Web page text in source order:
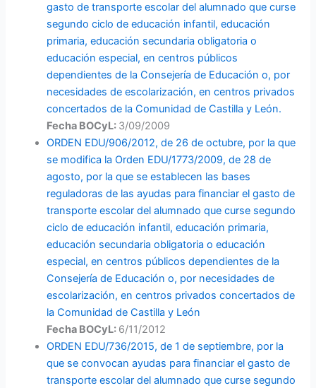
gasto de transporte escolar del alumnado que curse
segundo ciclo de educación infantil, educación
primaria, educación secundaria obligatoria o
educación especial, en centros públicos
dependientes de la Consejería de Educación o, por
necesidades de escolarización, en centros privados
concertados de la Comunidad de Castilla y León.
Fecha BOCyL: 3/09/2009
ORDEN EDU/906/2012, de 26 de octubre, por la que
se modifica la Orden EDU/1773/2009, de 28 de
agosto, por la que se establecen las bases
reguladoras de las ayudas para financiar el gasto de
transporte escolar del alumnado que curse segundo
ciclo de educación infantil, educación primaria,
educación secundaria obligatoria o educación
especial, en centros públicos dependientes de la
Consejería de Educación o, por necesidades de
escolarización, en centros privados concertados de
la Comunidad de Castilla y León
Fecha BOCyL: 6/11/2012
ORDEN EDU/736/2015, de 1 de septiembre, por la
que se convocan ayudas para financiar el gasto de
transporte escolar del alumnado que curse segundo